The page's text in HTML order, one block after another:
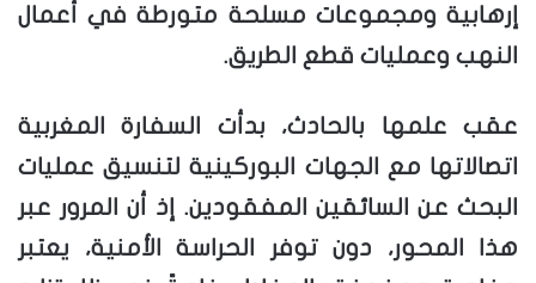
إرهابية ومجموعات مسلحة متورطة في أعمال
النهب وعمليات قطع الطريق.
عقب علمها بالحادث، بدأت السفارة المغربية
اتصالاتها مع الجهات البوركينية لتنسيق عمليات
البحث عن السائقين المفقودين. إذ أن المرور عبر
هذا المحور، دون توفر الحراسة الأمنية، يعتبر